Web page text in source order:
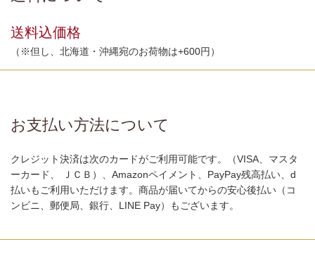
送料込価格
（※但し、北海道・沖縄宛のお荷物は+600円）
お支払い方法について
クレジット決済は次のカードがご利用可能です。（VISA、マスタ
ーカード、 ＪＣＢ）、Amazonペイメント、PayPay残高払い、d
払いもご利用いただけます。商品が届いてからの安心後払い（コ
ンビニ、郵便局、銀行、LINE Pay）もございます。